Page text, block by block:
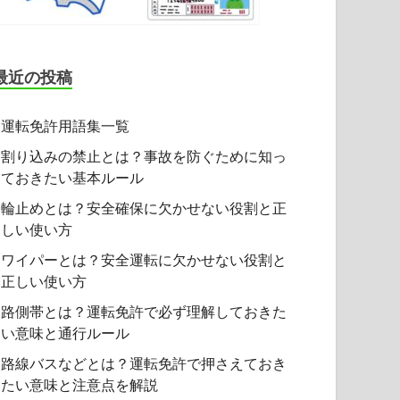
近の投稿
運転免許用語集一覧
割り込みの禁止とは？事故を防ぐために知っ
ておきたい基本ルール
輪止めとは？安全確保に欠かせない役割と正
しい使い方
ワイパーとは？安全運転に欠かせない役割と
正しい使い方
路側帯とは？運転免許で必ず理解しておきた
い意味と通行ルール
路線バスなどとは？運転免許で押さえておき
たい意味と注意点を解説